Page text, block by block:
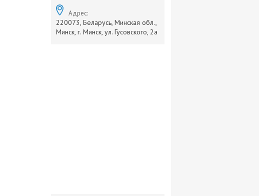
Адрес:
220073, Беларусь, Минская обл.,
Минск, г. Минск, ул. Гусовского, 2а